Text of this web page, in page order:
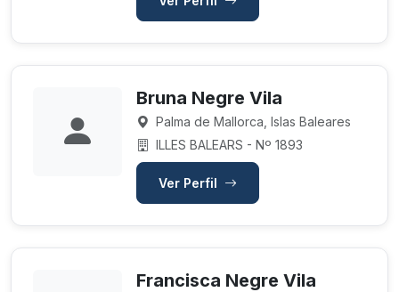
Bruna Negre Vila
Palma de Mallorca, Islas Baleares
ILLES BALEARS - Nº 1893
Ver Perfil
Francisca Negre Vila